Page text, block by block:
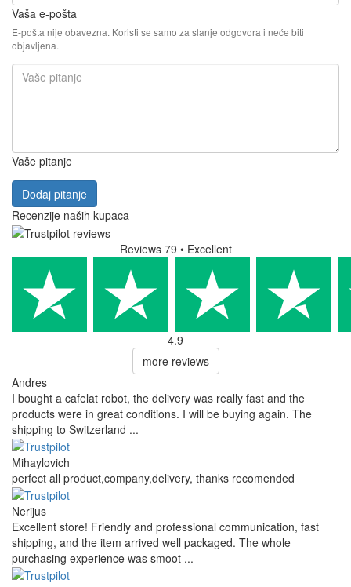
Vaša e-pošta
E-pošta nije obavezna. Koristi se samo za slanje odgovora i neće biti
objavljena.
Vaše pitanje
Dodaj pitanje
Recenzije naših kupaca
Reviews 79 • Excellent
4.9
more reviews
Andres
I bought a cafelat robot, the delivery was really fast and the
products were in great conditions. I will be buying again. The
shipping to Switzerland ...
Mihaylovich
perfect all product,company,delivery, thanks recomended
Nerijus
Excellent store! Friendly and professional communication, fast
shipping, and the item arrived well packaged. The whole
purchasing experience was smoot ...